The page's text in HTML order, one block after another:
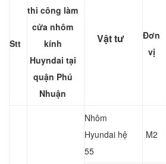
Stt
thi công làm
cửa nhôm
kính
Huyndai tại
quận Phú
Nhuận
Vật tư
Đơn
vị
Nhôm
Hyundai hệ
55
M2